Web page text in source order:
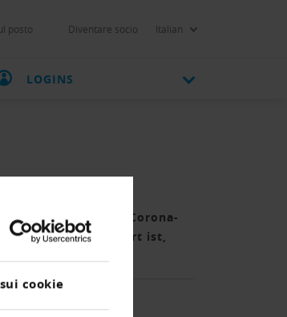
cookie
posto Diventare socio Italian
LOGINS
des ersten Corona-
kaum verändert ist,